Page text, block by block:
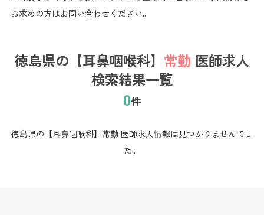
お求めの方はお問い合わせください。
徳島県の【耳鼻咽喉科】 常勤 医師求人
検索結果一覧
0件
徳島県の【耳鼻咽喉科】常勤 医師求人情報は見つかりませんでし
た。